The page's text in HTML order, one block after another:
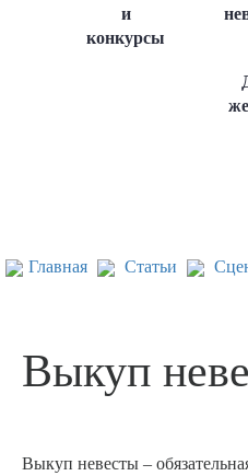
и
конкурсы
Главная Статьи
Выкуп
Выкуп невесты –